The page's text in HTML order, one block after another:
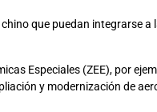
que puedan integrarse a
Especiales (ZEE), por
y modernización de